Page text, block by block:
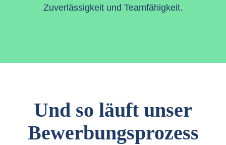
Zuverlässigkeit und Teamfähigkeit.
Und so läuft unser
Bewerbungsprozess